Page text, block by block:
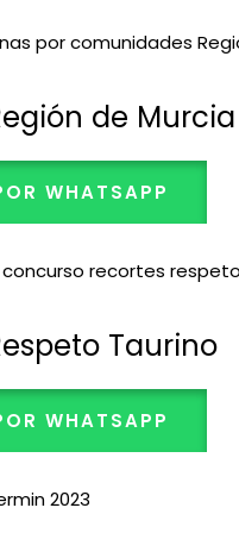
de Murcia
WHATSAPP
Taurino
WHATSAPP